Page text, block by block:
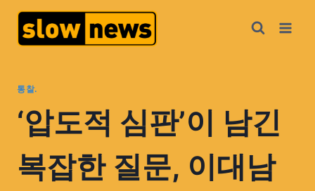
통찰.
‘압도적 심판’이 남긴
복잡한 질문, 이대남